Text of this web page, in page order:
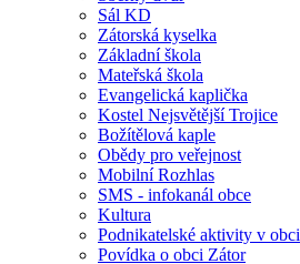
Sál KD
Zátorská kyselka
Základní škola
Mateřská škola
Evangelická kaplička
Kostel Nejsvětější Trojice
Božítělová kaple
Obědy pro veřejnost
Mobilní Rozhlas
SMS - infokanál obce
Kultura
Podnikatelské aktivity v obci
Povídka o obci Zátor